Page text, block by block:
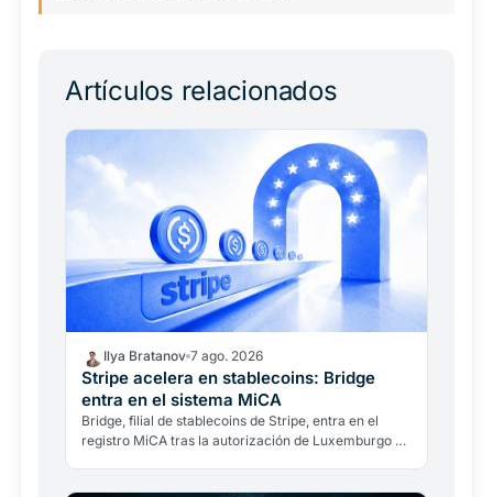
Artículos relacionados
Ilya Bratanov 7 ago. 2026
Stripe acelera en stablecoins: Bridge
entra en el sistema MiCA
Bridge, filial de stablecoins de Stripe, entra en el
registro MiCA tras la autorización de Luxemburgo y